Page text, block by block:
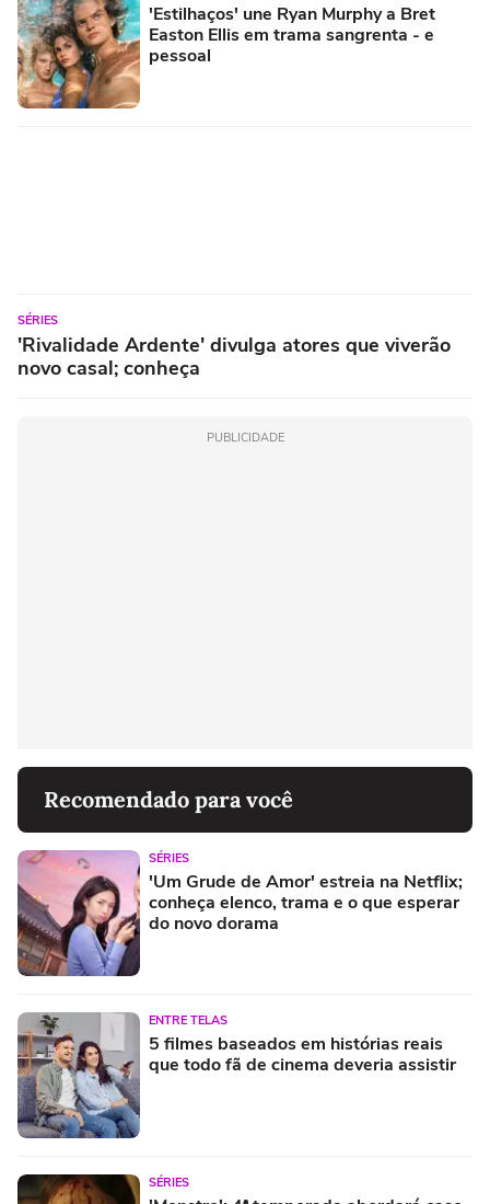
'Estilhaços' une Ryan Murphy a Bret
Easton Ellis em trama sangrenta - e
pessoal
SÉRIES
'Rivalidade Ardente' divulga atores que viverão
novo casal; conheça
PUBLICIDADE
Recomendado para você
SÉRIES
'Um Grude de Amor' estreia na Netflix;
conheça elenco, trama e o que esperar
do novo dorama
ENTRE TELAS
5 filmes baseados em histórias reais
que todo fã de cinema deveria assistir
SÉRIES